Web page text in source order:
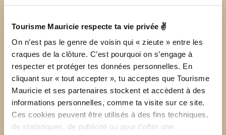
Tourisme Mauricie respecte ta vie privée ✌
On n’est pas le genre de voisin qui « zieute » entre les
craques de la clôture. C’est pourquoi on s’engage à
respecter et protéger tes données personnelles. En
cliquant sur « tout accepter », tu acceptes que Tourisme
Mauricie et ses partenaires stockent et accèdent à des
informations personnelles, comme ta visite sur ce site.
Ces cookies peuvent être utilisés à des fins techniques,
de statistiques, de publicité ou pour t’offrir une
3255 Rue Baillargeon Trois-Rivières, Québec
(CANADA) G8Z 4V3
Téléphone principal : 819 609-3928
SITE INTERNET
VOIR LES TARIFS